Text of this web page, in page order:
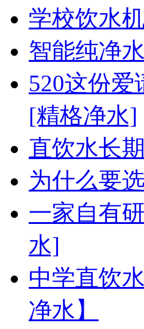
学校饮水
智能纯净
520这份
[精格净水]
直饮水长
为什么要
一家自有
水]
中学直饮
净水】